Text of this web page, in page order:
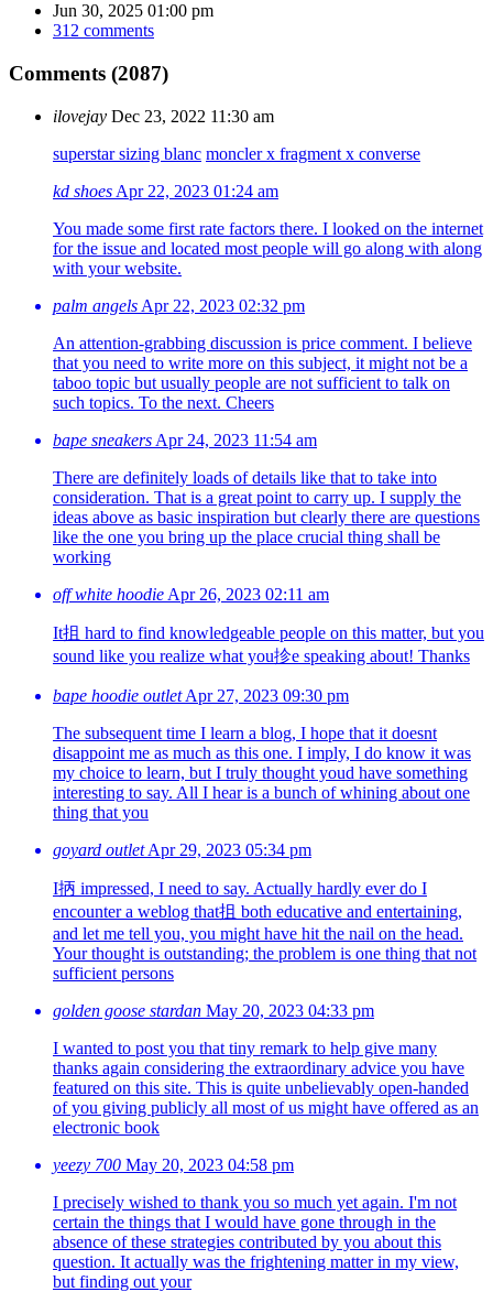
Jun 30, 2025 01:00 pm
312 comments
Comments (2087)
ilovejay Dec 23, 2022 11:30 am
superstar sizing blanc moncler x fragment x converse
kd shoes Apr 22, 2023 01:24 am
You made some first rate factors there. I looked on the internet
for the issue and located most people will go along with along
with your website.
palm angels Apr 22, 2023 02:32 pm
An attention-grabbing discussion is price comment. I believe
that you need to write more on this subject, it might not be a
taboo topic but usually people are not sufficient to talk on
such topics. To the next. Cheers
bape sneakers Apr 24, 2023 11:54 am
There are definitely loads of details like that to take into
consideration. That is a great point to carry up. I supply the
ideas above as basic inspiration but clearly there are questions
like the one you bring up the place crucial thing shall be
working
off white hoodie Apr 26, 2023 02:11 am
It抯 hard to find knowledgeable people on this matter, but you
sound like you realize what you抮e speaking about! Thanks
bape hoodie outlet Apr 27, 2023 09:30 pm
The subsequent time I learn a blog, I hope that it doesnt
disappoint me as much as this one. I imply, I do know it was
my choice to learn, but I truly thought youd have something
interesting to say. All I hear is a bunch of whining about one
thing that you
goyard outlet Apr 29, 2023 05:34 pm
I抦 impressed, I need to say. Actually hardly ever do I
encounter a weblog that抯 both educative and entertaining,
and let me tell you, you might have hit the nail on the head.
Your thought is outstanding; the problem is one thing that not
sufficient persons
golden goose stardan May 20, 2023 04:33 pm
I wanted to post you that tiny remark to help give many
thanks again considering the extraordinary advice you have
featured on this site. This is quite unbelievably open-handed
of you giving publicly all most of us might have offered as an
electronic book
yeezy 700 May 20, 2023 04:58 pm
I precisely wished to thank you so much yet again. I'm not
certain the things that I would have gone through in the
absence of these strategies contributed by you about this
question. It actually was the frightening matter in my view,
but finding out your